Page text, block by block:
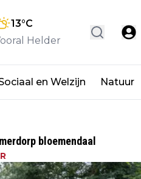
13°C
Helder
en Welzijn Natuur
bloemendaal